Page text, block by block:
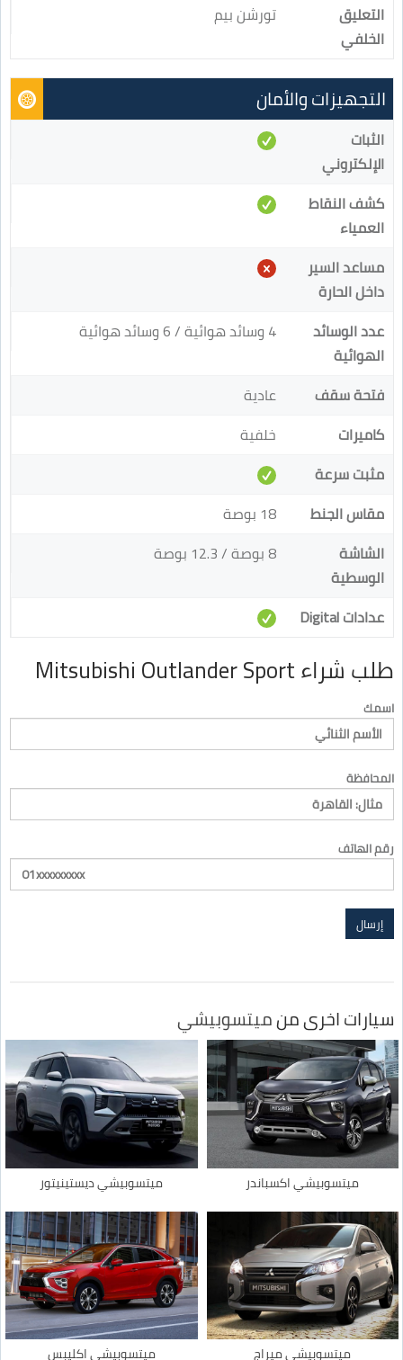
التعليق
الخلفي
تورشن بيم
التجهيزات والأمان
الثبات
الإلكتروني
كشف النقاط
العمياء
مساعد السير
داخل الحارة
عدد الوسائد
الهوائية
4 وسائد هوائية / 6 وسائد هوائية
فتحة سقف
عادية
كاميرات
خلفية
مثبت سرعة
مقاس الجنط
18 بوصة
الشاشة
الوسطية
8 بوصة / 12.3 بوصة
عدادات Digital
طلب شراء Mitsubishi Outlander Sport
اسمك
المحافظة
رقم الهاتف
سيارات اخرى منميتسوبيشي
ميتسوبيشي اكسباندر ميتسوبيشي ديستينيتور
ميتسوبيشي ميراج ميتسوبيشي اكليبس